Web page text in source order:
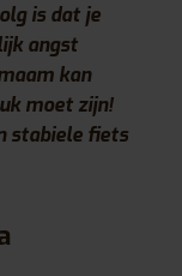
is dat je
angst
kan
moet zijn!
stabiele fiets